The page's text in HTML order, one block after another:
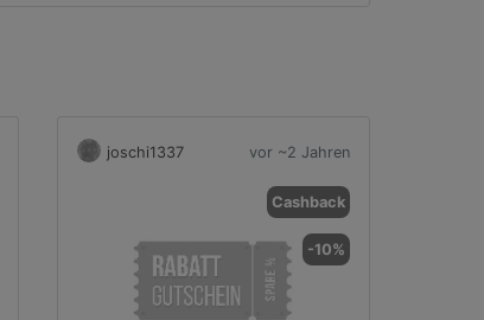
joschi1337 vor ~2 Jahren
Cashback
-10%